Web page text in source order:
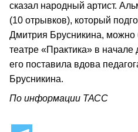
сказал народный артист.
(10 отрывков), который
Дмитрия Брусникина, можно
театре «Практика» в
его поставила вдова
Брусникина.
По информации ТАСС